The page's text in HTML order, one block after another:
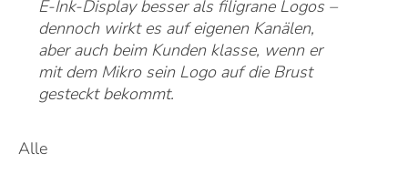
E-Ink-Display besser als filigrane Logos –
dennoch wirkt es auf eigenen Kanälen,
aber auch beim Kunden klasse, wenn er
mit dem Mikro sein Logo auf die Brust
gesteckt bekommt.
Alle